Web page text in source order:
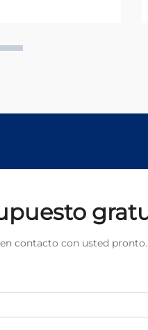
contacto con usted pronto.